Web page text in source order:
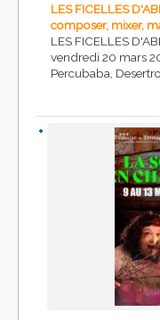
LES FICELLES
composer, mixer,
LES FICELLES
vendredi 20 mars
Percubaba,